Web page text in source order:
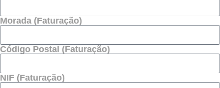
Morada (Faturação)
Código Postal (Faturação)
NIF (Faturação)